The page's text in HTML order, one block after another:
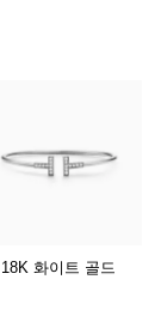
18K 화이트 골드